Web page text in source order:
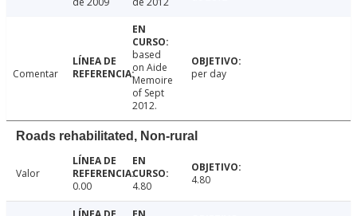
Comentar
based
on Aide
Memoire
of Sept
2012.
per day
Roads rehabilitated, Non-rural
Valor
0.00
4.80 4.80